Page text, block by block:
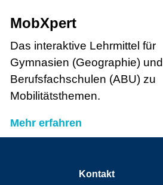
MobXpert
Das interaktive Lehrmittel für
Gymnasien (Geographie) und
Berufsfachschulen (ABU) zu
Mobilitätsthemen.
Mehr erfahren
Kontakt